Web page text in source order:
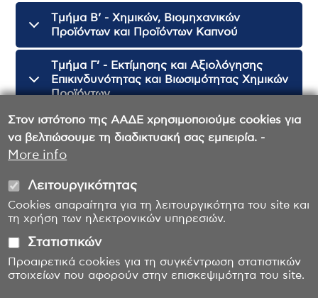
Στον ιστότοπο της ΑΑΔΕ χρησιμοποιούμε cookies για
να βελτιώσουμε τη διαδικτυακή σας εμπειρία. -
More info
Λειτουργικότητας
Cookies απαραίτητα για τη λειτουργικότητα του site και
τη χρήση των ηλεκτρονικών υπηρεσιών.
Στατιστικών
Προαιρετικά cookies για τη συγκέντρωση στατιστικών
στοιχείων που αφορούν στην επισκεψιμότητα του site.
Tμήμα Β’ - Χημικών, Βιομηχανικών
Προϊόντων και Προϊόντων Καπνού
Tμήμα Γ’ - Εκτίμησης και Αξιολόγησης
Επικινδυνότητας και Βιωσιμότητας Χημικών
Προϊόντων
Γραφείο Στήριξης της Βιομηχανίας και των
Καταναλωτών